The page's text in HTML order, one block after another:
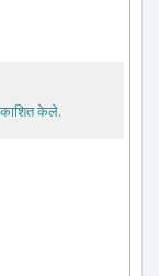
केले.